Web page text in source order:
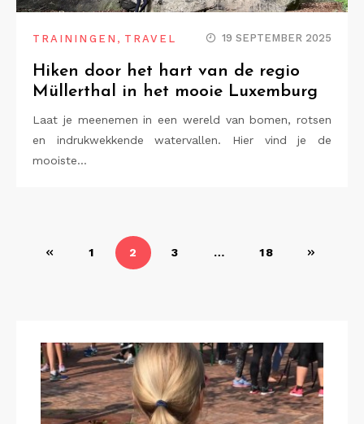
TRAININGEN , TRAVEL 19 SEPTEMBER 2025
Hiken door het hart van de regio
Müllerthal in het mooie Luxemburg
Laat je meenemen in een wereld van bomen, rotsen
en indrukwekkende watervallen. Hier vind je de
mooiste…
Berichten
1 2 3 … 18